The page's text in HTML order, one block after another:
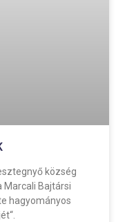
község
Marcali Bajtársi
hagyományos